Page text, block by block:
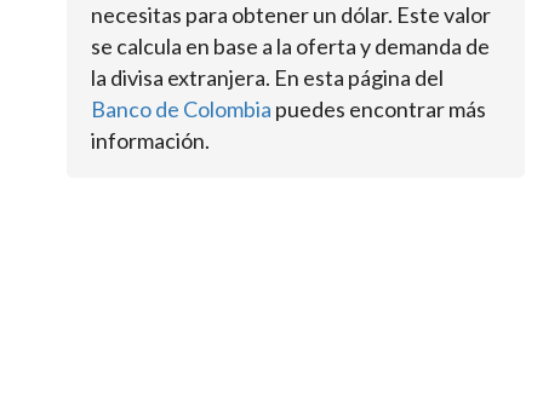
necesitas para obtener un dólar. Este valor
se calcula en base a la oferta y demanda de
la divisa extranjera. En esta página del
Banco de Colombia puedes encontrar más
información.